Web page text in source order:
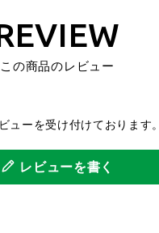
この商品のレビュー
ューを受け付けております。
レビューを書く